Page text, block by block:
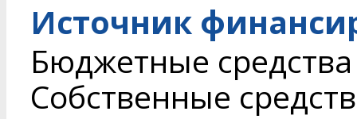
Источник
Бюджетные средства
Собственные